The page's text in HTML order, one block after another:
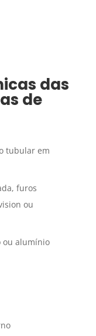
das
de
tubular em
furos
ou
ou alumínio